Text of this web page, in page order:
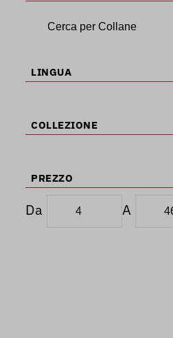
LINGUA
COLLEZIONE
PREZZO
Da A